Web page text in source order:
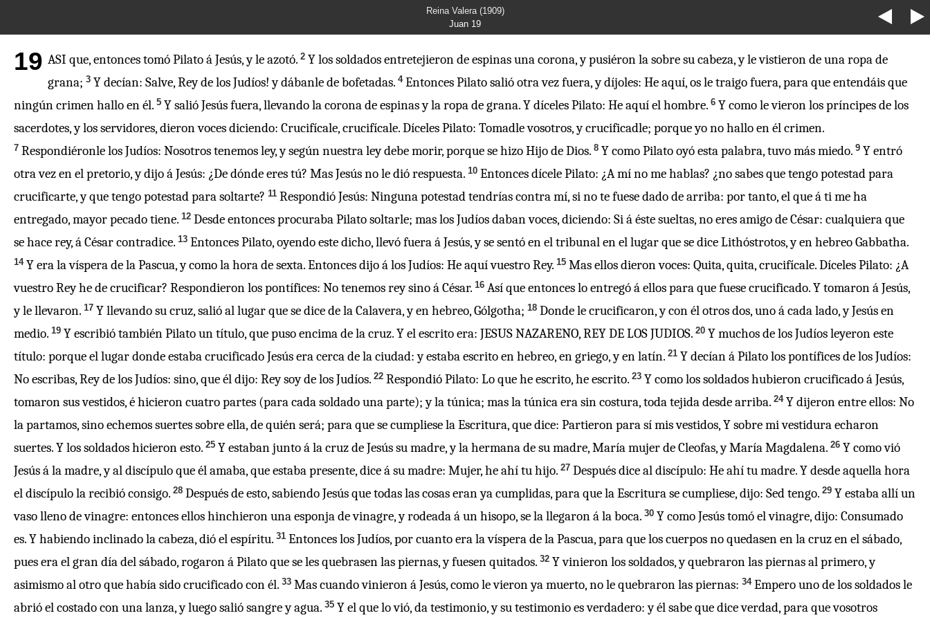
Reina Valera (1909)
Juan 19
19 ASI que, entonces tomó Pilato á Jesús, y le azotó. 2Y los soldados entretejieron de espinas una corona, y pusiéron la sobre su cabeza, y le vistieron de una ropa de
grana; 3Y decían: ­Salve, Rey de los Judíos! y dábanle de bofetadas. 4Entonces Pilato salió otra vez fuera, y díjoles: He aquí, os le traigo fuera, para que entendáis que
ningún crimen hallo en él. 5 Y salió Jesús fuera, llevando la corona de espinas y la ropa de grana. Y díceles Pilato: He aquí el hombre. 6 Y como le vieron los príncipes de los
sacerdotes, y los servidores, dieron voces diciendo: Crucifícale, crucifícale. Díceles Pilato: Tomadle vosotros, y crucificadle; porque yo no hallo en él crimen.
7 Respondiéronle los Judíos: Nosotros tenemos ley, y según nuestra ley debe morir, porque se hizo Hijo de Dios. 8 Y como Pilato oyó esta palabra, tuvo más miedo. 9 Y entró
otra vez en el pretorio, y dijo á Jesús: ¿De dónde eres tú? Mas Jesús no le dió respuesta. 10 Entonces dícele Pilato: ¿A mí no me hablas? ¿no sabes que tengo potestad para
crucificarte, y que tengo potestad para soltarte? 11 Respondió Jesús: Ninguna potestad tendrías contra mí, si no te fuese dado de arriba: por tanto, el que á ti me ha
entregado, mayor pecado tiene. 12 Desde entonces procuraba Pilato soltarle; mas los Judíos daban voces, diciendo: Si á éste sueltas, no eres amigo de César: cualquiera que
se hace rey, á César contradice. 13 Entonces Pilato, oyendo este dicho, llevó fuera á Jesús, y se sentó en el tribunal en el lugar que se dice Lithóstrotos, y en hebreo Gabbatha.
14 Y era la víspera de la Pascua, y como la hora de sexta. Entonces dijo á los Judíos: He aquí vuestro Rey. 15 Mas ellos dieron voces: Quita, quita, crucifícale. Díceles Pilato: ¿A
vuestro Rey he de crucificar? Respondieron los pontífices: No tenemos rey sino á César. 16 Así que entonces lo entregó á ellos para que fuese crucificado. Y tomaron á Jesús,
y le llevaron. 17 Y llevando su cruz, salió al lugar que se dice de la Calavera, y en hebreo, Gólgotha; 18 Donde le crucificaron, y con él otros dos, uno á cada lado, y Jesús en
medio. 19 Y escribió también Pilato un título, que puso encima de la cruz. Y el escrito era: JESUS NAZARENO, REY DE LOS JUDIOS. 20 Y muchos de los Judíos leyeron este
título: porque el lugar donde estaba crucificado Jesús era cerca de la ciudad: y estaba escrito en hebreo, en griego, y en latín. 21 Y decían á Pilato los pontífices de los Judíos:
No escribas, Rey de los Judíos: sino, que él dijo: Rey soy de los Judíos. 22 Respondió Pilato: Lo que he escrito, he escrito. 23 Y como los soldados hubieron crucificado á Jesús,
tomaron sus vestidos, é hicieron cuatro partes (para cada soldado una parte); y la túnica; mas la túnica era sin costura, toda tejida desde arriba. 24 Y dijeron entre ellos: No
la partamos, sino echemos suertes sobre ella, de quién será; para que se cumpliese la Escritura, que dice: Partieron para sí mis vestidos, Y sobre mi vestidura echaron
suertes. Y los soldados hicieron esto. 25 Y estaban junto á la cruz de Jesús su madre, y la hermana de su madre, María mujer de Cleofas, y María Magdalena. 26 Y como vió
Jesús á la madre, y al discípulo que él amaba, que estaba presente, dice á su madre: Mujer, he ahí tu hijo. 27 Después dice al discípulo: He ahí tu madre. Y desde aquella hora
el discípulo la recibió consigo. 28 Después de esto, sabiendo Jesús que todas las cosas eran ya cumplidas, para que la Escritura se cumpliese, dijo: Sed tengo. 29 Y estaba allí un
vaso lleno de vinagre: entonces ellos hinchieron una esponja de vinagre, y rodeada á un hisopo, se la llegaron á la boca. 30 Y como Jesús tomó el vinagre, dijo: Consumado
es. Y habiendo inclinado la cabeza, dió el espíritu. 31 Entonces los Judíos, por cuanto era la víspera de la Pascua, para que los cuerpos no quedasen en la cruz en el sábado,
pues era el gran día del sábado, rogaron á Pilato que se les quebrasen las piernas, y fuesen quitados. 32 Y vinieron los soldados, y quebraron las piernas al primero, y
asimismo al otro que había sido crucificado con él. 33 Mas cuando vinieron á Jesús, como le vieron ya muerto, no le quebraron las piernas: 34 Empero uno de los soldados le
abrió el costado con una lanza, y luego salió sangre y agua. 35 Y el que lo vió, da testimonio, y su testimonio es verdadero: y él sabe que dice verdad, para que vosotros